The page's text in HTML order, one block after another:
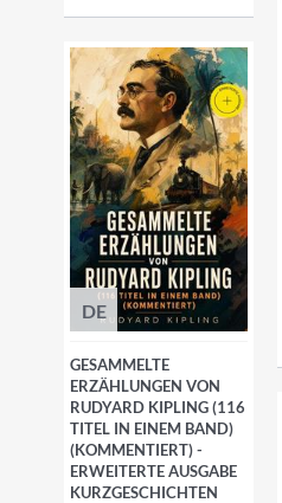
DE
GESAMMELTE
ERZÄHLUNGEN VON
RUDYARD KIPLING (116
TITEL IN EINEM BAND)
(KOMMENTIERT) -
ERWEITERTE AUSGABE
KURZGESCHICHTEN